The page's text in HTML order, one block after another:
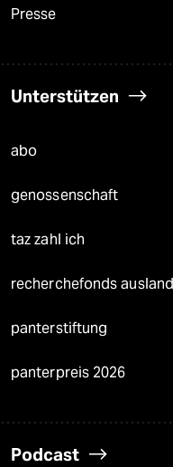
Presse
Unterstützen
abo
genossenschaft
taz zahl ich
recherchefonds ausland
panterstiftung
panterpreis 2026
Podcast